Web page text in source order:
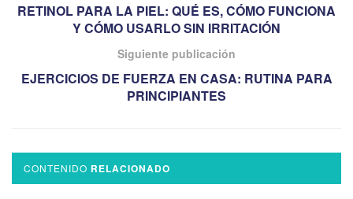
RETINOL PARA LA PIEL: QUÉ ES, CÓMO FUNCIONA
Y CÓMO USARLO SIN IRRITACIÓN
Siguiente publicación
EJERCICIOS DE FUERZA EN CASA: RUTINA PARA
PRINCIPIANTES
CONTENIDO RELACIONADO